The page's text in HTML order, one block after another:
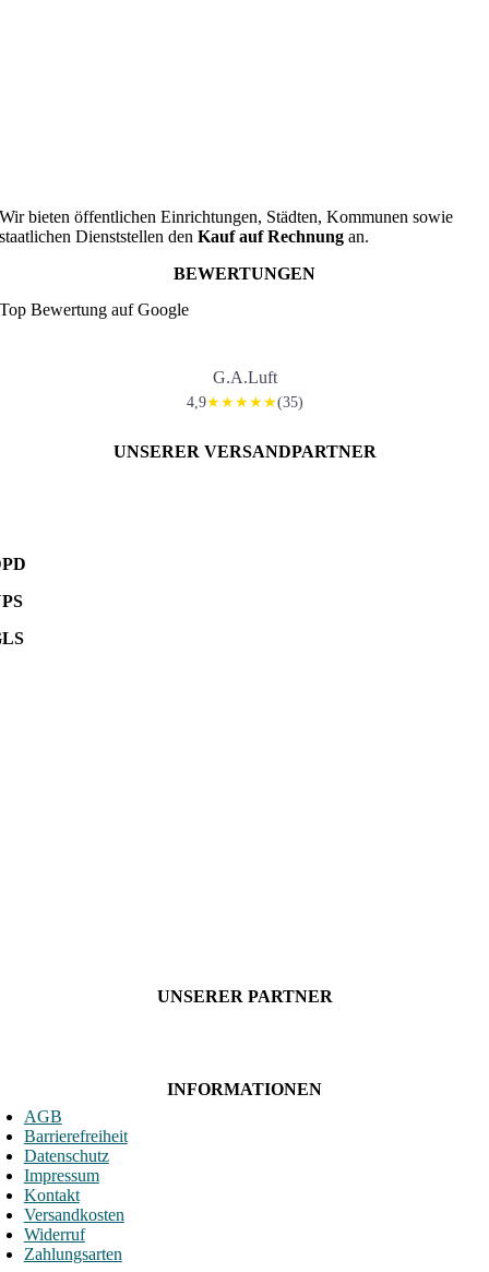
Wir bieten öffentlichen Einrichtungen, Städten, Kommunen sowie
staatlichen Dienststellen denKauf auf Rechnung an.
BEWERTUNGEN
Top Bewertung auf Google
G.A.Luft
4,9★★★★★(35)
UNSERER VERSANDPARTNER
UNSERER PARTNER
INFORMATIONEN
AGB
Barrierefreiheit
Datenschutz
Impressum
Kontakt
Versandkosten
Widerruf
Zahlungsarten